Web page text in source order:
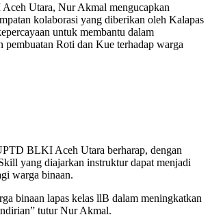
Utara, Nur Akmal mengucapkan
kolaborasi yang diberikan oleh Kalapas
untuk membantu dalam
pembuatan Roti dan Kue terhadap warga
BLKI Aceh Utara berharap, dengan
yang diajarkan instruktur dapat menjadi
warga binaan.
binaan lapas kelas llB dalam meningkatkan
tutur Nur Akmal.